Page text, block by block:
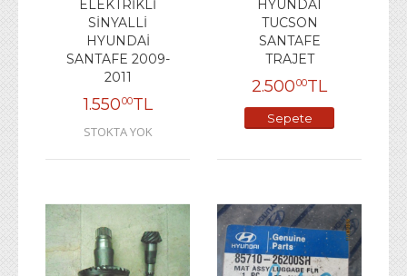
ELEKTRİKLİ
SİNYALLİ
HYUNDAİ
SANTAFE 2009-
2011
1.55000TL
STOKTA YOK
HYUNDAI
TUCSON
SANTAFE
TRAJET
2.50000TL
Sepete